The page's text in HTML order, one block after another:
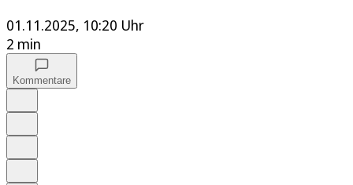
01.11.2025, 10:20 Uhr
2 min
Kommentare